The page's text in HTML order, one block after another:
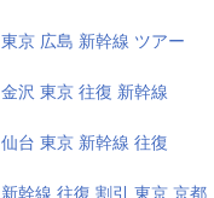
東京 広島 新幹線 ツアー
金沢 東京 往復 新幹線
仙台 東京 新幹線 往復
新幹線 往復 割引 東京 京都